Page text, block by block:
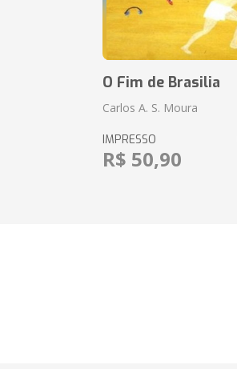
O Fim de Brasilia
Carlos A. S. Moura
IMPRESSO
R$ 50,90